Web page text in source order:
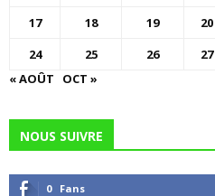
17
18 19 20
24
25 26 27
« AOÛT
OCT »
NOUS SUIVRE
0 Fans